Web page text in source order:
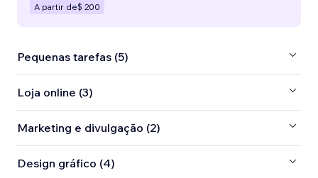
A partir de$ 200
Pequenas tarefas (5)
Loja online (3)
Marketing e divulgação (2)
Design gráfico (4)